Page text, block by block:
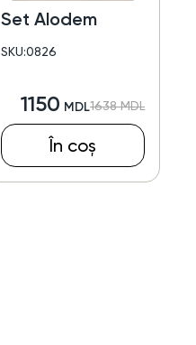
Set Alodem
SKU:0826
1638
1150
În coș